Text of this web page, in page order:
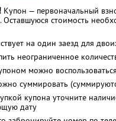
Купон — первоначальный
Оставшуюся стоимость
на один заезд для
неограниченное
можно
суммировать
купона уточните
дату